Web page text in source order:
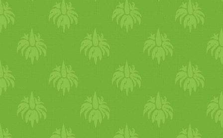
hadd jöjjön ki. Utána
az emóció . Továbbá
diétára, készítsünk rizs
répa
levet , és sok-sok